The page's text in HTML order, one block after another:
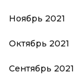
Ноябрь 2021
Октябрь 2021
Сентябрь 2021